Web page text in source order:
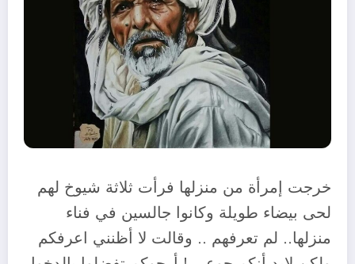
خرجت إمرأة من منزلها فرأت ثلاثة شيوخ لهم
لحى بيضاء طويلة وكانوا جالسين في فناء
منزلها.. لم تعرفهم .. وقالت لا أظنني اعرفكم